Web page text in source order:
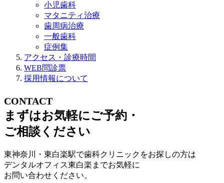
小児歯科
マタニティ治療
歯周病治療
一般歯科
症例集
アクセス・診療時間
WEB問診票
採用情報について
CONTACT
まずはお気軽にご予約・
ご相談ください
東神奈川・東白楽駅で歯科クリニックをお探しの方は
デンタルオフィス東白楽までお気軽に
お問い合わせください。